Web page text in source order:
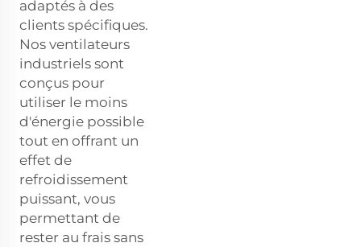
adaptés à des
clients spécifiques.
Nos ventilateurs
industriels sont
conçus pour
utiliser le moins
d'énergie possible
tout en offrant un
effet de
refroidissement
puissant, vous
permettant de
rester au frais sans